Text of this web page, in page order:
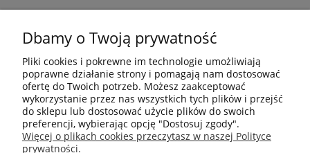
Płatności i dostawa
Dbamy o Twoją prywatność
Pliki cookies i pokrewne im technologie umożliwiają
poprawne działanie strony i pomagają nam dostosować
ofertę do Twoich potrzeb. Możesz zaakceptować
wykorzystanie przez nas wszystkich tych plików i przejść
do sklepu lub dostosować użycie plików do swoich
preferencji, wybierając opcję "Dostosuj zgody".
Więcej o plikach cookies przeczytasz w naszej Polityce
prywatności.